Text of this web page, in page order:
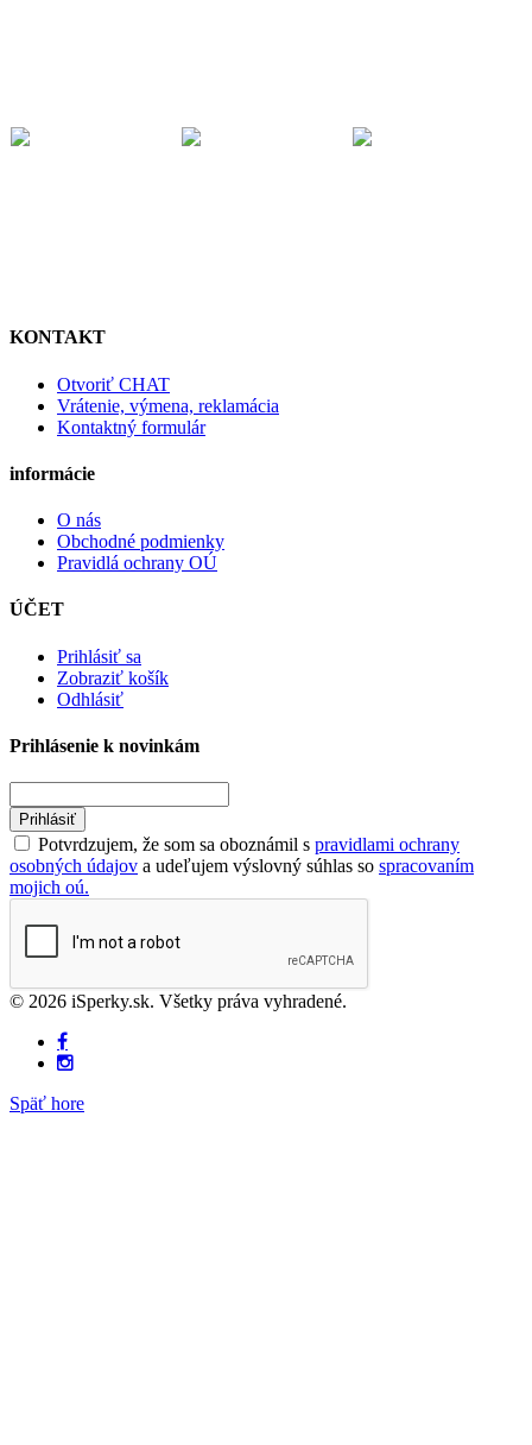
KONTAKT
Otvoriť CHAT
Vrátenie, výmena, reklamácia
Kontaktný formulár
informácie
O nás
Obchodné podmienky
Pravidlá ochrany OÚ
ÚČET
Prihlásiť sa
Zobraziť košík
Odhlásiť
Prihlásenie k novinkám
Prihlásiť
Potvrdzujem, že som sa oboznámil s pravidlami ochrany
osobných údajov a udeľujem výslovný súhlas so spracovaním
mojich oú.
© 2026 iSperky.sk. Všetky práva vyhradené.
Späť hore